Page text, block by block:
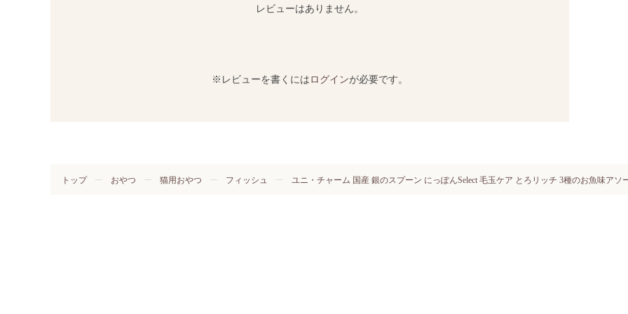
レビューはありません。
※レビューを書くにはログインが必要です。
トップ おやつ 猫用おやつ フィッシュ ユニ・チャーム 国産 銀のスプーン にっぽんSelect 毛玉ケア とろリッチ 3種のお魚味ア